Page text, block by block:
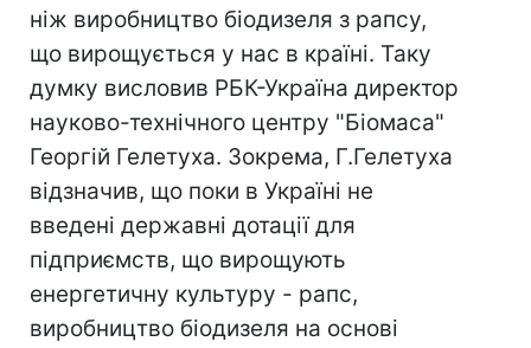
ніж виробництво біодизеля з рапсу,
що вирощується у нас в країні. Таку
думку висловив РБК-Україна директор
науково-технічного центру "Біомаса"
Георгій Гелетуха. Зокрема, Г.Гелетуха
відзначив, що поки в Україні не
введені державні дотації для
підприємств, що вирощують
енергетичну культуру - рапс,
виробництво біодизеля на основі